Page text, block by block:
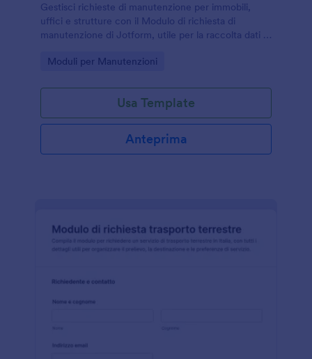
Gestisci richieste di manutenzione per immobili,
uffici e strutture con il Modulo di richiesta di
manutenzione di Jotform, utile per la raccolta dati e
chiaro e tracciabile.
Go to Category:
Moduli per Manutenzioni
Usa Template
Anteprima